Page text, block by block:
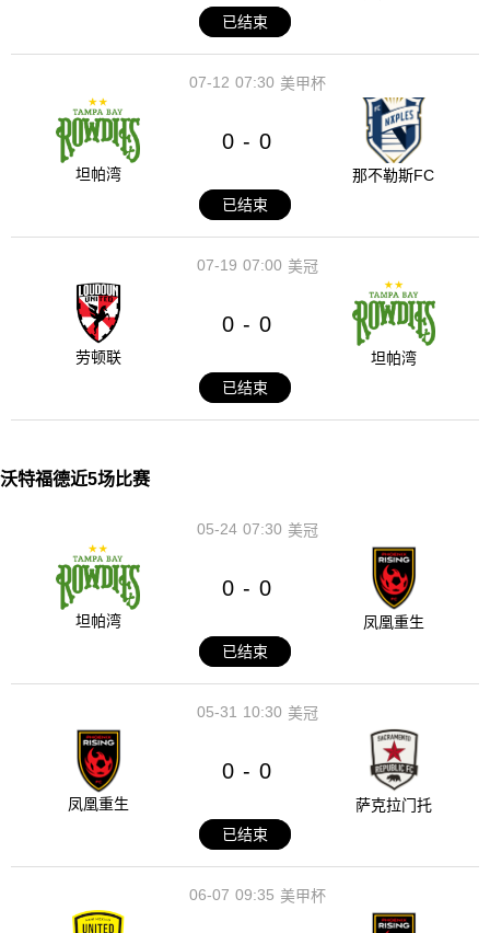
已结束
07:30
07-12 美甲杯
坦帕湾
0 - 0
那不勒斯FC
已结束
07:00
07-19 美冠
劳顿联
0 - 0
坦帕湾
已结束
沃特福德近5场比赛
07:30
05-24 美冠
坦帕湾
0 - 0
凤凰重生
已结束
10:30
05-31 美冠
凤凰重生
0 - 0
萨克拉门托
已结束
09:35
06-07 美甲杯